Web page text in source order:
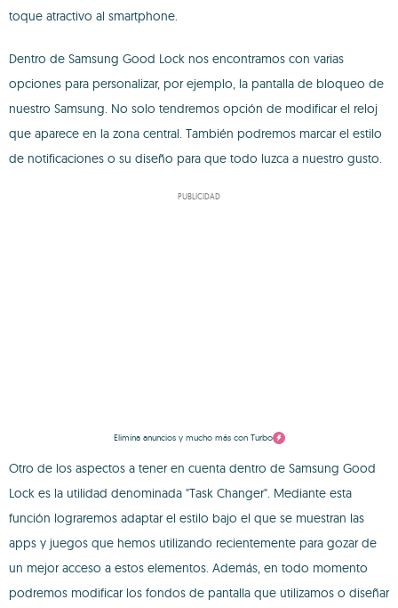
toque atractivo al smartphone.
Dentro de Samsung Good Lock nos encontramos con varias
opciones para personalizar, por ejemplo, la pantalla de bloqueo de
nuestro Samsung. No solo tendremos opción de modificar el reloj
que aparece en la zona central. También podremos marcar el estilo
de notificaciones o su diseño para que todo luzca a nuestro gusto.
PUBLICIDAD
Elimina anuncios y mucho más con Turbo
Otro de los aspectos a tener en cuenta dentro de Samsung Good
Lock es la utilidad denominada "Task Changer". Mediante esta
función lograremos adaptar el estilo bajo el que se muestran las
apps y juegos que hemos utilizando recientemente para gozar de
un mejor acceso a estos elementos. Además, en todo momento
podremos modificar los fondos de pantalla que utilizamos o diseñar